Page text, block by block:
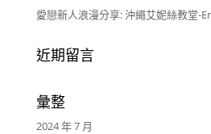
愛戀新人浪漫分享: 沖繩艾妮絲教堂-
近期留言
彙整
2024 年 7 月